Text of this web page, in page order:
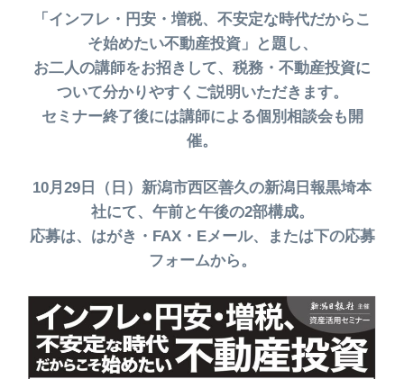
「インフレ・円安・増税、不安定な時代だからこ
そ始めたい不動産投資」と題し、
お二人の講師をお招きして、税務・不動産投資に
ついて分かりやすくご説明いただきます。
セミナー終了後には講師による個別相談会も開
催。
10月29日（日）新潟市西区善久の新潟日報黒埼本
社にて、午前と午後の2部構成。
応募は、はがき・FAX・Eメール、または下の応募
フォームから。